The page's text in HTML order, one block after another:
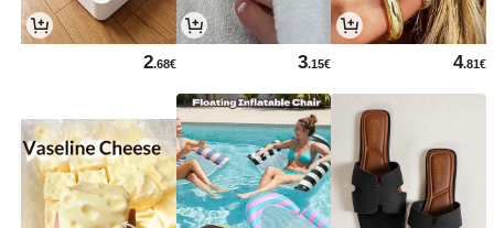
4.81€
3.15€
2.68€